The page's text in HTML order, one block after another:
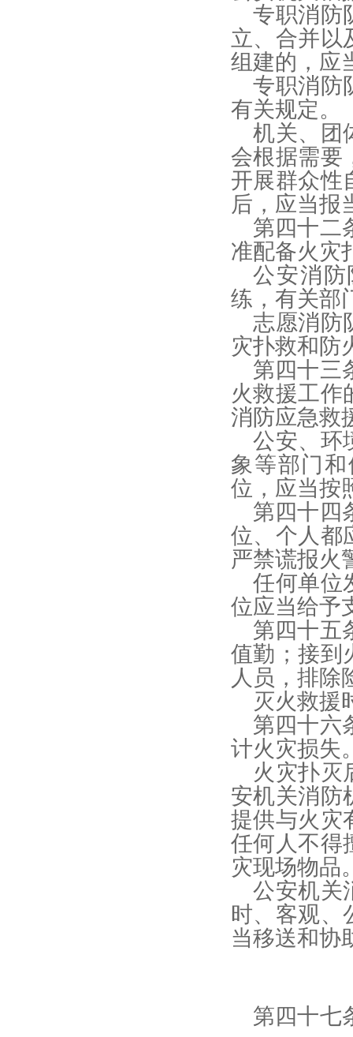
专职消防
立、合并以
组建的，应
专职消防
有关规定。
机关、团
会根据需要
开展群众性
后，应当报
第四十二
准配备火灾
公安消
练，有关部
志愿消防
灾扑救和防
第四十三
火救援工作
消防应急救
公安、环
象等部门
位，应当按
第四十四
位、个人都
严禁谎报火
任何单位
位应当给予
第四十五
值勤；接到
人员，排除
灭火救援
第四十六
计火灾损失
火灾扑灭
安机关消防
提供与火灾
任何人不得
灾现场物品
公安机关
时、客观、
当移送和协
第四十七